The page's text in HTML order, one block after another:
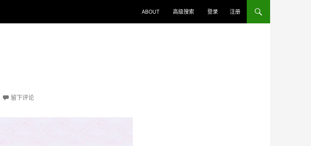
ABOUT 高级搜索 登录 注册
留下评论